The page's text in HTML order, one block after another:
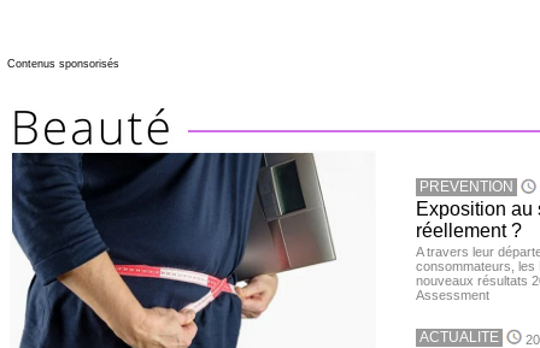
Contenus sponsorisés
PREVENTION
Exposition au
réellement ?
A travers leur
consommateurs, les
nouveaux résultats
Assessment
ACTUALITE